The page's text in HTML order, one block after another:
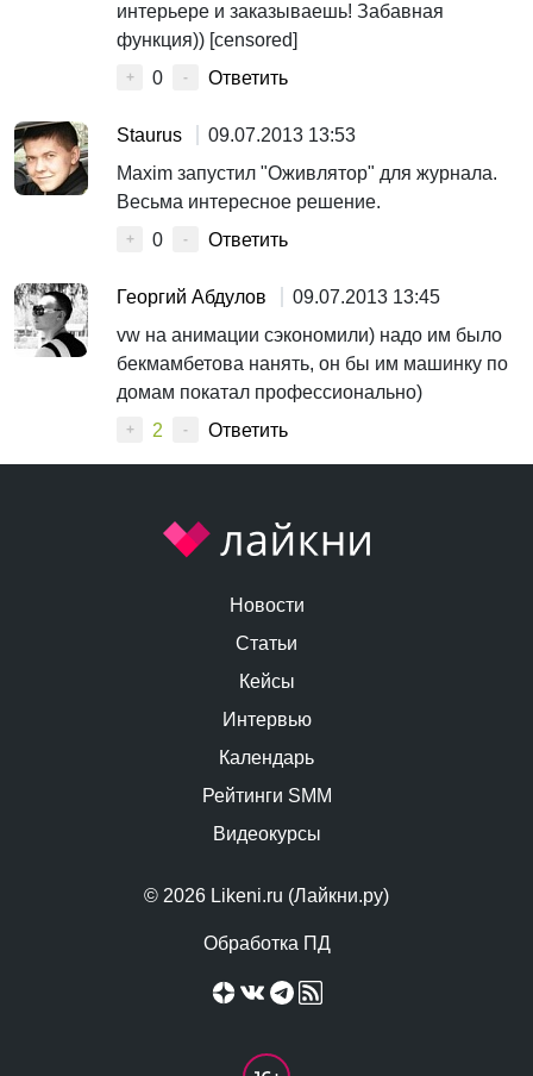
интерьере и заказываешь! Забавная
функция)) [censored]
+ 0 - Ответить
Staurus
09.07.2013 13:53
Maxim запустил "Оживлятор" для журнала.
Весьма интересное решение.
+ 0 - Ответить
Георгий Абдулов
09.07.2013 13:45
vw на анимации сэкономили) надо им было
бекмамбетова нанять, он бы им машинку по
домам покатал профессионально)
+ 2 - Ответить
© 2026 Likeni.ru (Лайкни.ру)
Обработка ПД
Новости
Статьи
Кейсы
Интервью
Календарь
Рейтинги SMM
Видеокурсы